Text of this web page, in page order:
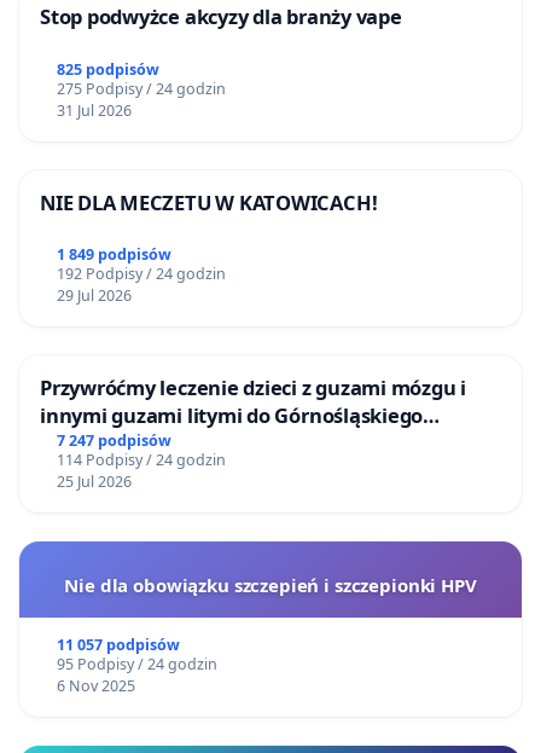
Stop podwyżce akcyzy dla branży vape
825 podpisów
275 Podpisy / 24 godzin
31 Jul 2026
NIE DLA MECZETU W KATOWICACH!
1 849 podpisów
192 Podpisy / 24 godzin
29 Jul 2026
Przywróćmy leczenie dzieci z guzami mózgu i
innymi guzami litymi do Górnośląskiego
Centrum Zdrowia Dziecka w Katowicach
7 247 podpisów
114 Podpisy / 24 godzin
25 Jul 2026
Nie dla obowiązku szczepień i szczepionki HPV
11 057 podpisów
95 Podpisy / 24 godzin
6 Nov 2025